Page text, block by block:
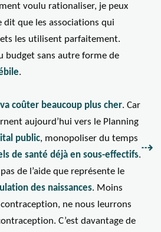
voulu rationaliser, je peux
dit que les associations qui
les utilisent parfaitement.
budget sans autre forme de
.
coûter beaucoup plus cher. Car
aujourd’hui vers le Planning
public, monopoliser du temps
de santé déjà en sous-effectifs.
de l’aide que représente le
des naissances. Moins
ne nous leurrons
C’est davantage de
⇢